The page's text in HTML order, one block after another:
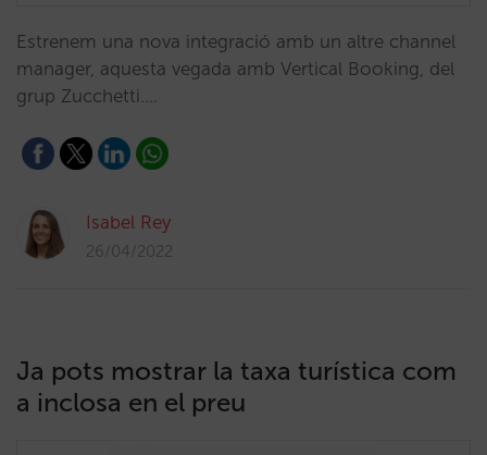
Estrenem una nova integració amb un altre channel
manager, aquesta vegada amb Vertical Booking, del
grup Zucchetti.…
Isabel Rey
26/04/2022
Ja pots mostrar la taxa turística com
a inclosa en el preu